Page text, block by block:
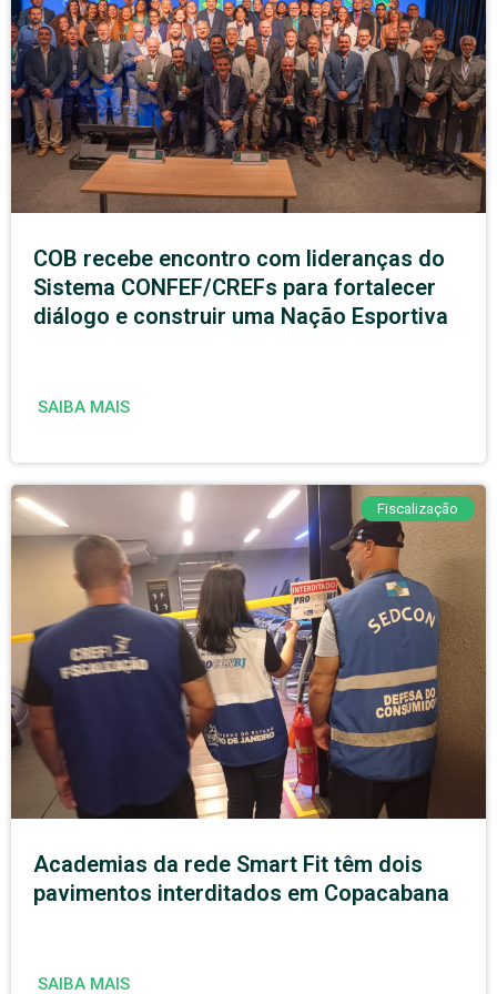
COB recebe encontro com lideranças do
Sistema CONFEF/CREFs para fortalecer
diálogo e construir uma Nação Esportiva
SAIBA MAIS
Fiscalização
Academias da rede Smart Fit têm dois
pavimentos interditados em Copacabana
SAIBA MAIS